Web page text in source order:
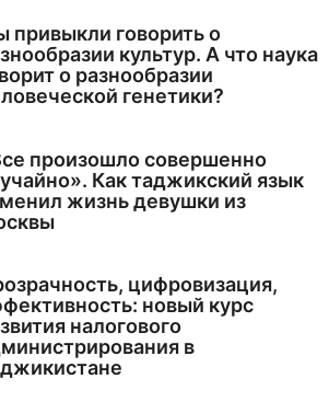
привыкли говорить о
культур. А что наука
о разнообразии
генетики?
произошло совершенно
Как таджикский язык
жизнь девушки из
цифровизация,
новый курс
налогового
в